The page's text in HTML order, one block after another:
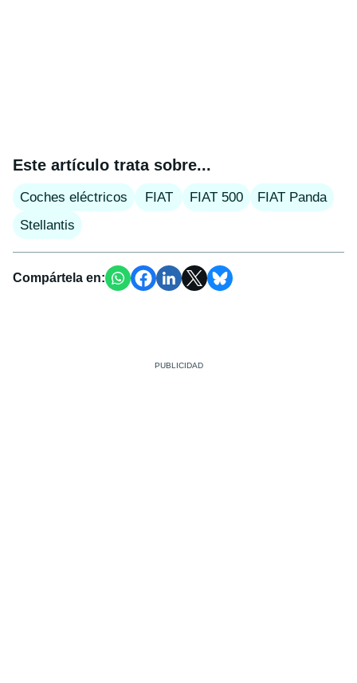
Este artículo trata sobre...
Coches eléctricos FIAT FIAT 500
FIAT Panda
Stellantis
Compártela en: